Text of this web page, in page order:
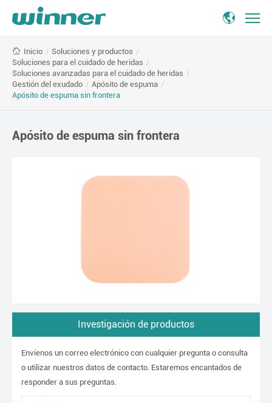
adhesive
Foam
Dressing
Inicio / Soluciones y productos /
Soluciones para el cuidado de heridas /
Soluciones avanzadas para el cuidado de heridas /
Gestión del exudado / Apósito de espuma /
Apósito de espuma sin frontera
Apósito de espuma sin frontera
Investigación de productos
Envíenos un correo electrónico con cualquier pregunta o consulta
o utilizar nuestros datos de contacto. Estaremos encantados de
responder a sus preguntas.